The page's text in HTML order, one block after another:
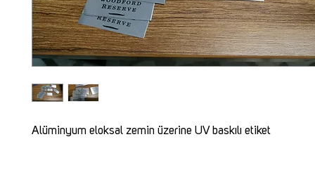
Alüminyum eloksal zemin üzerine UV baskılı etiket